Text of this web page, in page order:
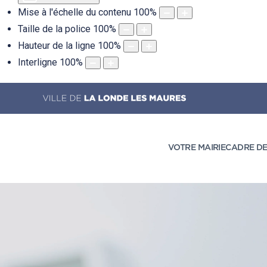
Mise à l'échelle du contenu 100%
Taille de la police 100%
Hauteur de la ligne 100%
Interligne 100%
VOTRE MAIRIECADRE